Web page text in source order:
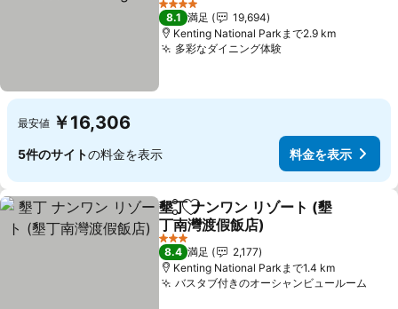
4 ホテルのランク
8.1 満足
19,694
Kenting National Parkまで2.9 km
多彩なダイニング体験
最安値 ￥16,306
5件のサイトの料金を表示 料金を表示
シェアお気に入りに追加
墾丁 ナンワン リゾート (墾
丁南灣渡假飯店)
3 ホテルのランク
8.4 満足
2,177
Kenting National Parkまで1.4 km
バスタブ付きのオーシャンビュールーム